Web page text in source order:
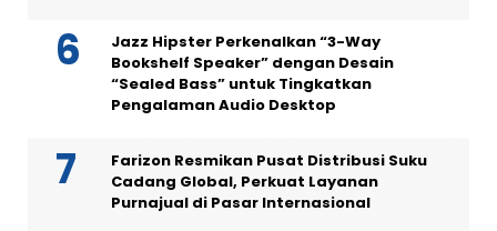
Jazz Hipster Perkenalkan “3-Way
Bookshelf Speaker” dengan Desain
“Sealed Bass” untuk Tingkatkan
Pengalaman Audio Desktop
Farizon Resmikan Pusat Distribusi Suku
Cadang Global, Perkuat Layanan
Purnajual di Pasar Internasional